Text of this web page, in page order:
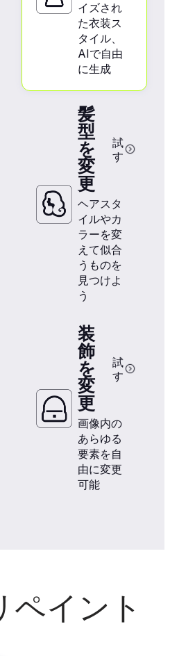
イズされ
た衣装ス
タイル、
AIで自由
に生成
髪
型
を
変
更
試
す
ヘアスタ
イルやカ
ラーを変
えて似合
うものを
見つけよ
う
装
飾
を
変
更
試
す
画像内の
あらゆる
要素を自
由に変更
可能
ペイント